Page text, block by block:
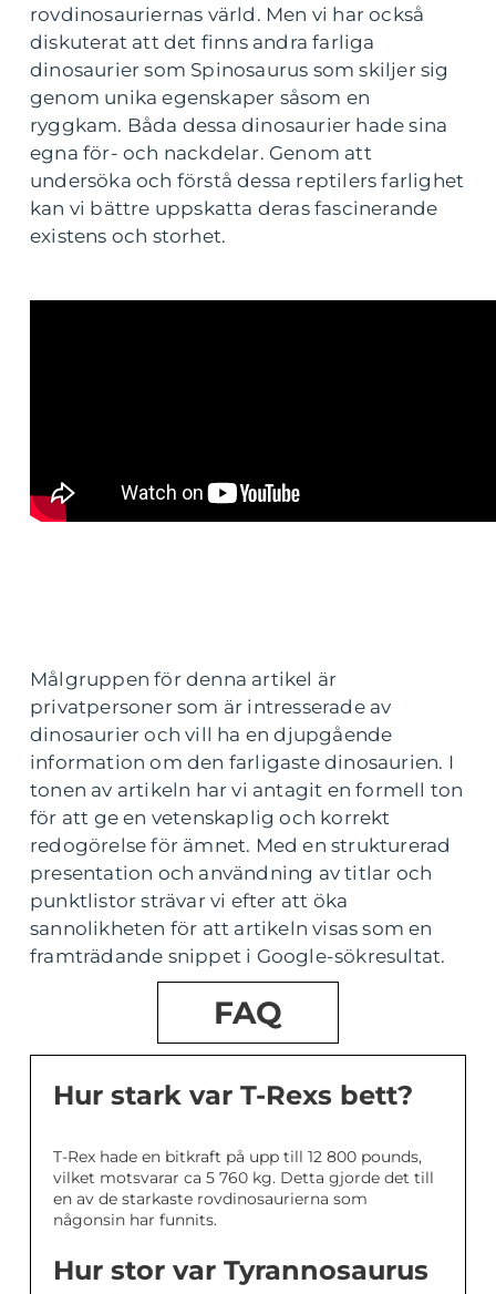
rovdinosauriernas värld. Men vi har också
diskuterat att det finns andra farliga
dinosaurier som Spinosaurus som skiljer sig
genom unika egenskaper såsom en
ryggkam. Båda dessa dinosaurier hade sina
egna för- och nackdelar. Genom att
undersöka och förstå dessa reptilers farlighet
kan vi bättre uppskatta deras fascinerande
existens och storhet.
Målgruppen för denna artikel är
privatpersoner som är intresserade av
dinosaurier och vill ha en djupgående
information om den farligaste dinosaurien. I
tonen av artikeln har vi antagit en formell ton
för att ge en vetenskaplig och korrekt
redogörelse för ämnet. Med en strukturerad
presentation och användning av titlar och
punktlistor strävar vi efter att öka
sannolikheten för att artikeln visas som en
framträdande snippet i Google-sökresultat.
FAQ
Hur stark var T-Rexs bett?
T-Rex hade en bitkraft på upp till 12 800 pounds,
vilket motsvarar ca 5 760 kg. Detta gjorde det till
en av de starkaste rovdinosaurierna som
någonsin har funnits.
Hur stor var Tyrannosaurus